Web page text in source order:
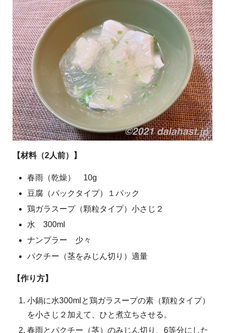
【材料（2人前）】
春雨（乾燥） 10g
豆腐（パックタイプ）１パック
鶏ガラスープ（顆粒タイプ）小さじ２
水 300ml
ナンプラー 少々
パクチー（茎をみじん切り）適量
【作り方】
小鍋に水300mlと鶏ガラスープの素（顆粒タイプ）
を小さじ２加えて、ひと煮立ちさせる。
春雨とパクチー（茎）のみじん切り、6等分にした